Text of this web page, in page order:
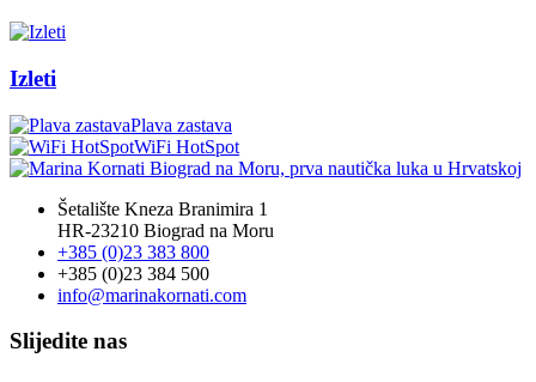
Izleti
Plava zastava
WiFi HotSpot
Šetalište Kneza Branimira 1
HR-23210 Biograd na Moru
+385 (0)23 383 800
+385 (0)23 384 500
info@marinakornati.com
Slijedite nas